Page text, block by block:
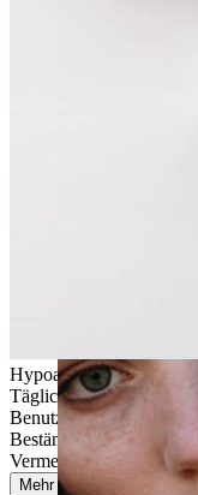
Hypoallergen
Tägliches Tragen
Benutzerfreundlich
Beständig
Vermeide Wasserkontakt
Mehr lesen